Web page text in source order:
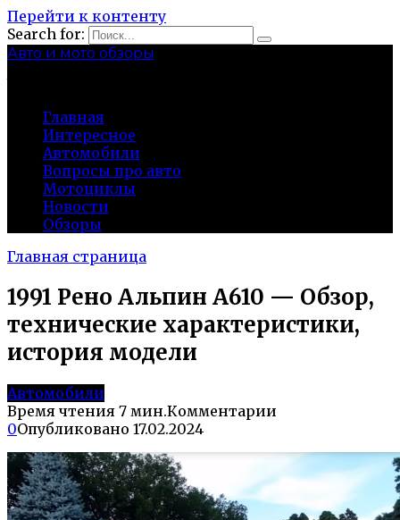
Перейти к контенту
Search for:
Авто и мото обзоры
Главная
Интересное
Автомобили
Вопросы про авто
Мотоциклы
Новости
Обзоры
Главная страница
1991 Рено Альпин А610 — Обзор,
технические характеристики,
история модели
Автомобили
Время чтения 7 мин.Комментарии
0Опубликовано 17.02.2024